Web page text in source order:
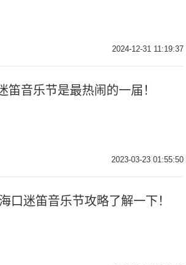
2024-12-31 11:19:37
笛音乐节是最热闹的一届！
2023-03-23 01:55:50
口迷笛音乐节攻略了解一下！